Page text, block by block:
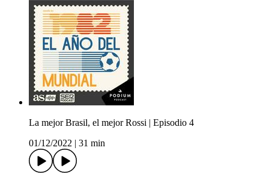
La mejor Brasil, el mejor Rossi | Episodio 4
01/12/2022 | 31 min